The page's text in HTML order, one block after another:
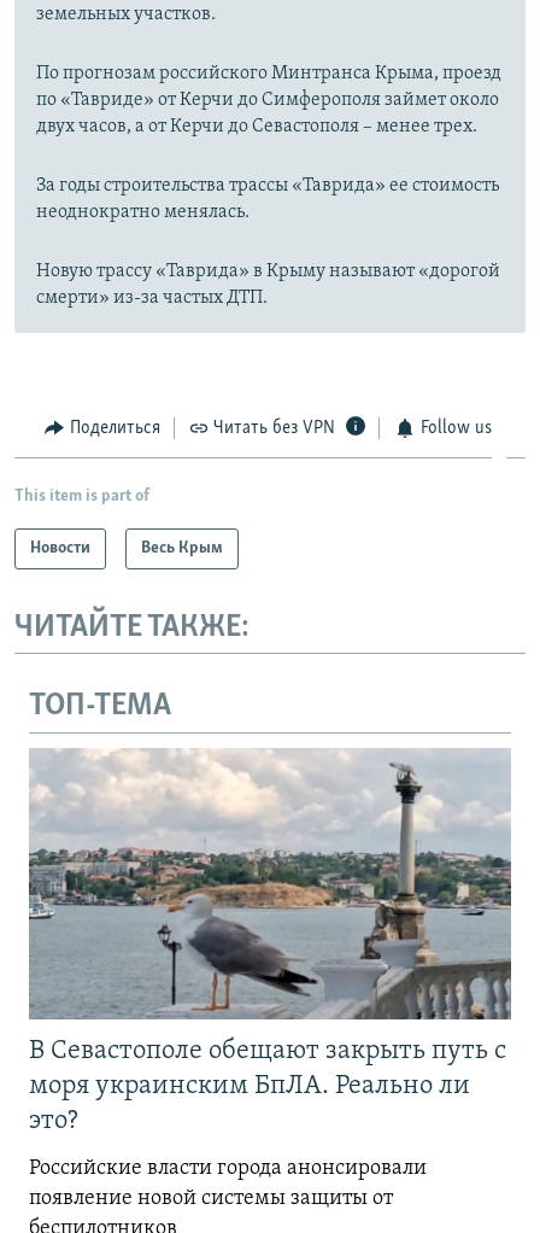
земельных участков.
По прогнозам российского Минтранса Крыма, проезд
по «Тавриде» от Керчи до Симферополя займет около
двух часов, а от Керчи до Севастополя – менее трех.
За годы строительства трассы «Таврида» ее стоимость
неоднократно менялась.
Новую трассу «Таврида» в Крыму называют «дорогой
смерти» из-за частых ДТП.
Поделиться Читать без VPN Follow us
This item is part of
Новости Весь Крым
ЧИТАЙТЕ ТАКЖЕ:
ТОП-ТЕМА
В Севастополе обещают закрыть путь с
моря украинским БпЛА. Реально ли
это?
Российские власти города анонсировали
появление новой системы защиты от
беспилотников